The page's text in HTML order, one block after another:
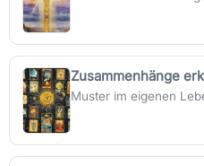
Zusammenhänge
Muster im eigenen